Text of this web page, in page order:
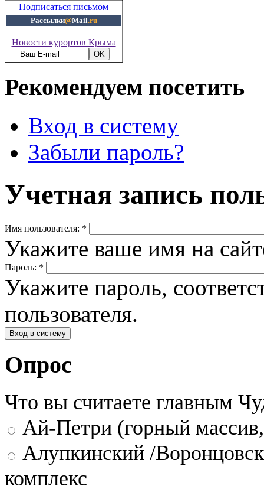
Подписаться письмом
Рассылки@Mail.ru
Новости курортов Крыма
Рекомендуем посетить
Вход в систему
Забыли пароль?
Учетная запись
Имя пользователя: *
Укажите ваше имя на
Пароль: *
Укажите пароль,
пользователя.
Опрос
Что вы считаете главным
Ай-Петри (горный
Алупкинский /
комплекс